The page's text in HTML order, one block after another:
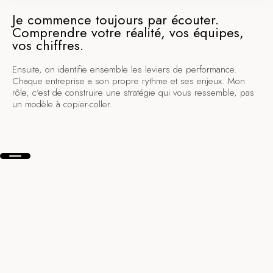
Je commence toujours par écouter.
Comprendre votre réalité, vos équipes,
vos chiffres.
Ensuite, on identifie ensemble les leviers de performance.
Chaque entreprise a son propre rythme et ses enjeux. Mon
rôle, c’est de construire une stratégie qui vous ressemble, pas
un modèle à copier-coller.